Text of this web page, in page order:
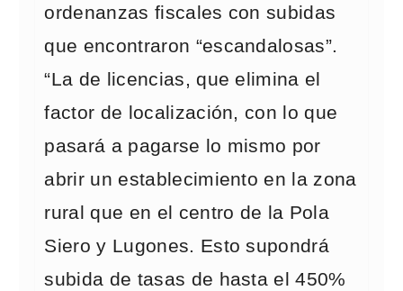
ordenanzas fiscales con subidas
que encontraron “escandalosas”.
“La de licencias, que elimina el
factor de localización, con lo que
pasará a pagarse lo mismo por
abrir un establecimiento en la zona
rural que en el centro de la Pola
Siero y Lugones. Esto supondrá
subida de tasas de hasta el 450%